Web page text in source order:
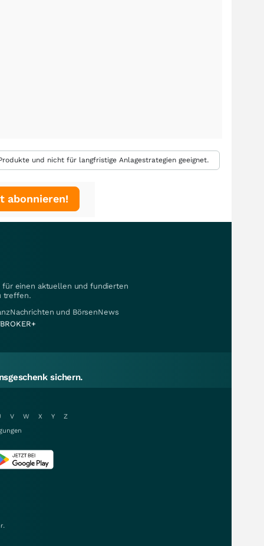
und nicht für langfristige Anlagestrategien geeignet.
abonnieren!
für einen aktuellen und fundierten
treffen.
und BörsenNews
sichern.
V W X Y
Z